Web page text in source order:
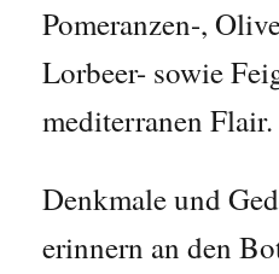
Pomeranzen-,
Lorbeer- sowie
mediterranen Flair.
Denkmale und
erinnern an den